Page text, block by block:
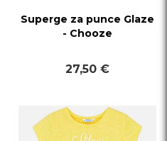
Superge za punce Glaze
- Chooze
27,50 €